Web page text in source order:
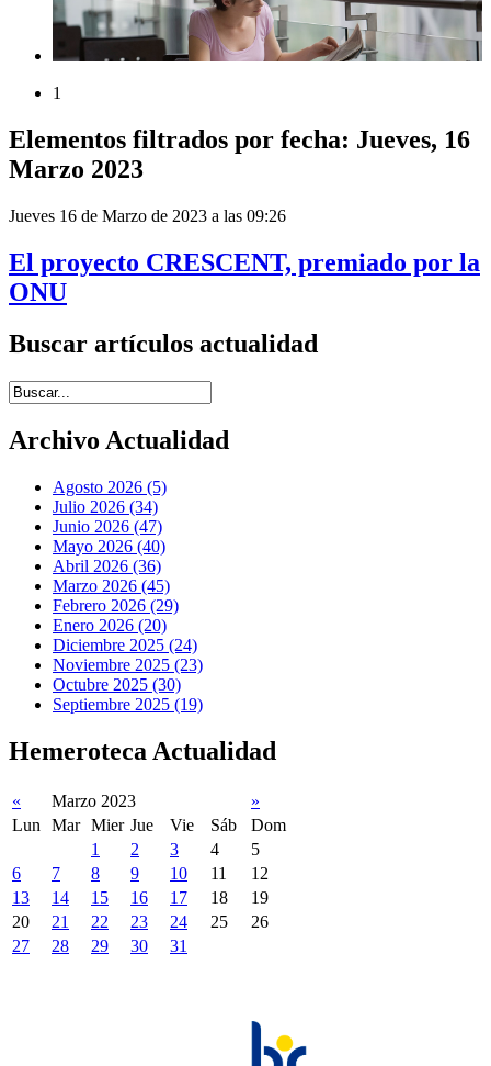
1
Elementos filtrados por fecha: Jueves, 16
Marzo 2023
Jueves 16 de Marzo de 2023 a las 09:26
El proyecto CRESCENT, premiado por la
ONU
Buscar artículos actualidad
Introduce términos de búsqueda
Archivo Actualidad
Agosto 2026 (5)
Julio 2026 (34)
Junio 2026 (47)
Mayo 2026 (40)
Abril 2026 (36)
Marzo 2026 (45)
Febrero 2026 (29)
Enero 2026 (20)
Diciembre 2025 (24)
Noviembre 2025 (23)
Octubre 2025 (30)
Septiembre 2025 (19)
Hemeroteca Actualidad
« Marzo 2023
»
Lun
Mar Mier Jue Vie Sáb
Dom
1
2 3 4
5
6
7 8 9 10 11
12
13
14 15 16 17 18
19
20
21 22 23 24 25
26
27
28 29 30 31